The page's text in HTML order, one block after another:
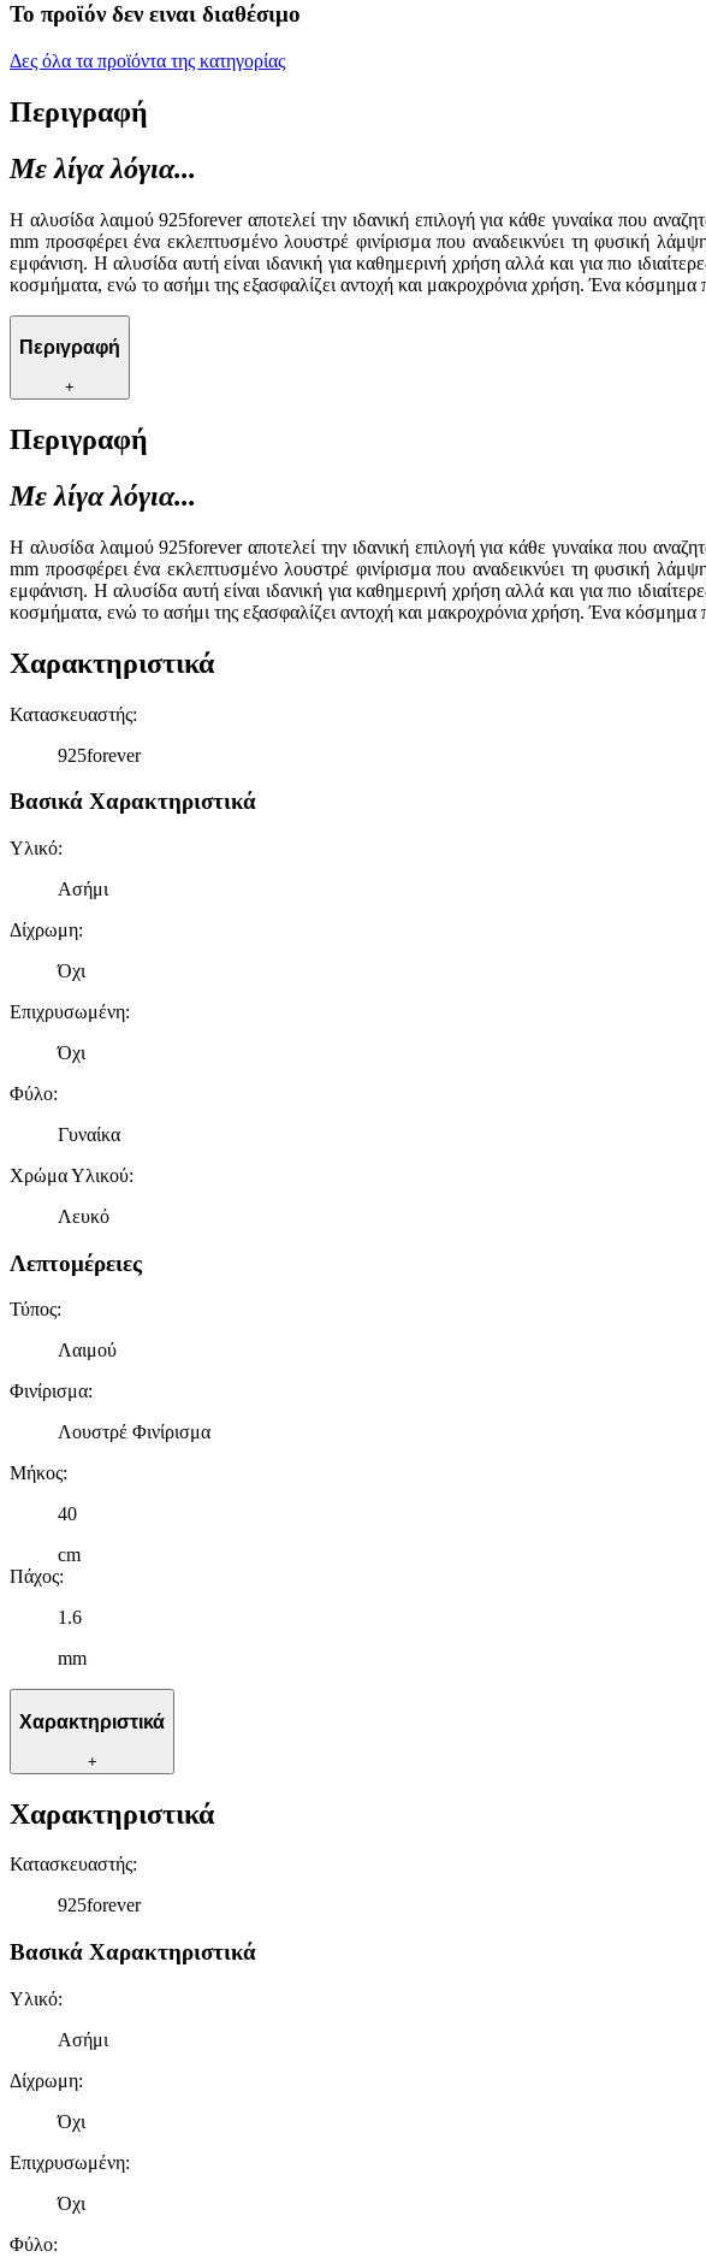
Το προϊόν δεν ειναι διαθέσιμο
Δες όλα τα προϊόντα της κατηγορίας
Περιγραφή
Με λίγα λόγια...
Η αλυσίδα λαιμού 925forever αποτελεί την ιδανική επιλογή για κάθε γυναίκα που
mm προσφέρει ένα εκλεπτυσμένο λουστρέ φινίρισμα που αναδεικνύει τη φυσική
εμφάνιση. Η αλυσίδα αυτή είναι ιδανική για καθημερινή χρήση αλλά και για πιο
κοσμήματα, ενώ το ασήμι της εξασφαλίζει αντοχή και μακροχρόνια χρήση. Ένα κόσμημα
Περιγραφή
+
Περιγραφή
Με λίγα λόγια...
Η αλυσίδα λαιμού 925forever αποτελεί την ιδανική επιλογή για κάθε γυναίκα που
mm προσφέρει ένα εκλεπτυσμένο λουστρέ φινίρισμα που αναδεικνύει τη φυσική
εμφάνιση. Η αλυσίδα αυτή είναι ιδανική για καθημερινή χρήση αλλά και για πιο
κοσμήματα, ενώ το ασήμι της εξασφαλίζει αντοχή και μακροχρόνια χρήση. Ένα κόσμημα
Χαρακτηριστικά
Κατασκευαστής:
925forever
Βασικά Χαρακτηριστικά
Υλικό:
Ασήμι
Δίχρωμη:
Όχι
Επιχρυσωμένη:
Όχι
Φύλο:
Γυναίκα
Χρώμα Υλικού:
Λευκό
Λεπτομέρειες
Τύπος:
Λαιμού
Φινίρισμα:
Λουστρέ Φινίρισμα
Μήκος:
40
cm
Πάχος:
1.6
mm
Χαρακτηριστικά
+
Χαρακτηριστικά
Κατασκευαστής:
925forever
Βασικά Χαρακτηριστικά
Υλικό:
Ασήμι
Δίχρωμη:
Όχι
Επιχρυσωμένη:
Όχι
Φύλο: